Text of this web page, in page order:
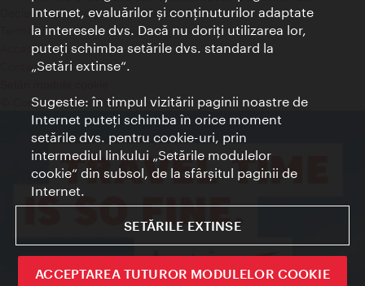
Declaraţie privind protecţia datelor
Terms of Use
Accesibilitate
Contact presa
© Copyright Wien Tourismus
Internet, evaluărilor şi conţinuturilor adaptate
la interesele dvs. Dacă nu doriţi utilizarea lor,
puteţi schimba setările dvs. standard la
„Setări extinse“.
Sugestie: în timpul vizitării paginii noastre de
Internet puteţi schimba în orice moment
setările dvs. pentru cookie-uri, prin
intermediul linkului „Setările modulelor
cookie“ din subsol, de la sfârşitul paginii de
Internet.
SETĂRILE EXTINSE
ACCEPTAREA TUTUROR MODULELOR COOKIE